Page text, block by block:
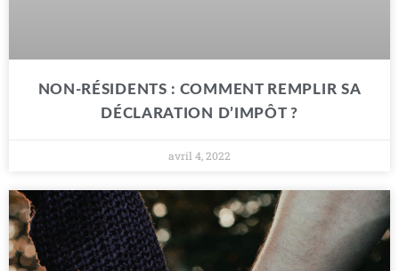
NON-RÉSIDENTS : COMMENT REMPLIR SA
DÉCLARATION D’IMPÔT ?
avril 4, 2022